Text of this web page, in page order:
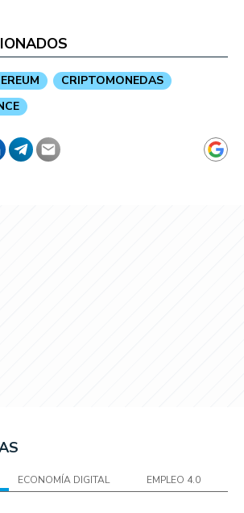
CRIPTOMONEDAS
ECONOMÍA DIGITAL EMPLEO 4.0